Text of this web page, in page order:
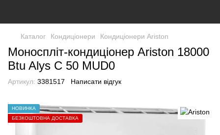
Каталог Кондиціонери Кондиціонери Ariston
Моноспліт-кондиціонер Ariston 18000
Btu Alys C 50 MUD0
Артикул: 3381517 Написати відгук
НОВИНКА
БЕЗКОШТОВНА ДОСТАВКА